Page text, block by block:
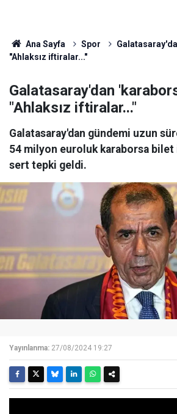
Ana Sayfa Spor
"Ahlaksız iftiralar..."
Galatasaray'dan
"Ahlaksız iftiralar..."
Galatasaray'dan gündemi uzun
54 milyon euroluk karaborsa bilet
sert tepki geldi.
Yayınlanma: 27/08/2024 19:27